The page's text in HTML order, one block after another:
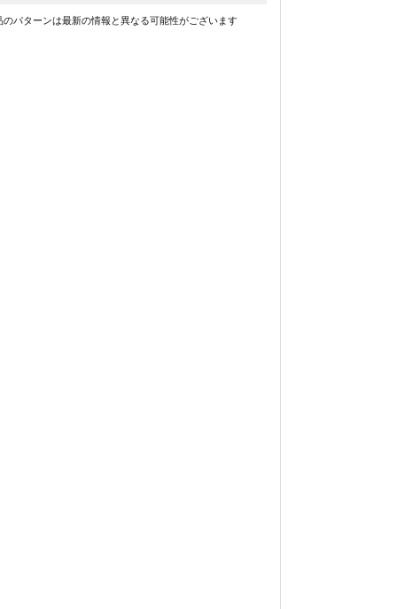
のパターンは最新の情報と異なる可能性がございます